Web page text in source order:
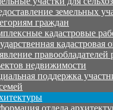
земельных
граждан
кадастровые
кадастровая
правообладателей
недвижимости
поддержка
отдела